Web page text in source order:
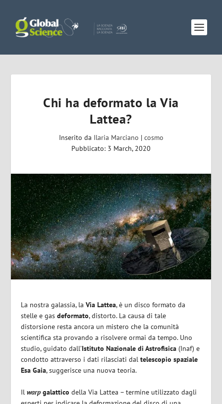
Chi ha deformato la Via
Lattea?
Inserito da Ilaria Marciano | cosmo
Pubblicato: 3 March, 2020
La nostra galassia, la Via Lattea, è un disco formato da
stelle e gasdeformato, distorto. La causa di tale
distorsione resta ancora un mistero che la comunità
scientifica sta provando a risolvere ormai da tempo. Uno
studio, guidato dall’Istituto Nazionale di Astrofisica (Inaf) e
condotto attraverso i dati rilasciati daltelescopio spaziale
Esa Gaia, suggerisce una nuova teoria.
Ilwarp galattico della Via Lattea – termine utilizzato dagli